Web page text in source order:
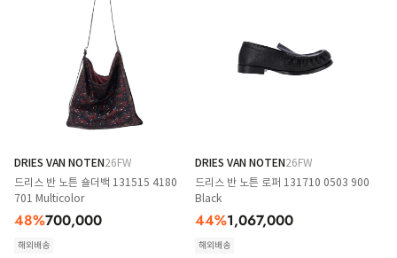
DRIES VAN NOTEN26FW
드리스 반 노튼 숄더백 131515 4180
701 Multicolor
48%700,000
해외배송
DRIES VAN NOTEN26FW
드리스 반 노튼 로퍼 131710 0503 900
Black
44%1,067,000
해외배송